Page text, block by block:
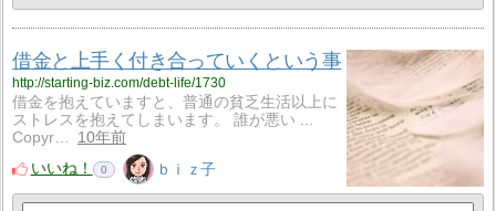
借金と上手く付き合っていくという事
http://starting-biz.com/debt-life/1730
借金を抱えていますと、普通の貧乏生活以上に
ストレスを抱えてしまいます。 誰が悪い ...
Copyr…
10年前
いいね！
0 ｂｉｚ子